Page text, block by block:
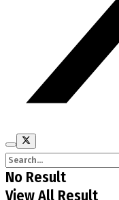
No Result
View All Result